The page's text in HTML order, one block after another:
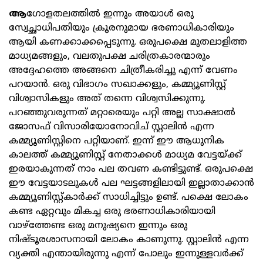
ആഗോളതലത്തിൽ ഇന്നും അയാൾ ഒരു
സ്വേച്ഛാധിപതിയും ക്രൂരനുമായ ഭരണാധികാരിയും
ആയി കണക്കാക്കപ്പെടുന്നു. ഒരുപക്ഷെ മുതലാളിത്ത
മാധ്യമങ്ങളും, വലതുപക്ഷ ചരിത്രകാരന്മാരും
അദ്ദേഹത്തെ അങ്ങനെ ചിത്രീകരിച്ചു എന്ന് വേണം
പറയാൻ. ഒരു വിഭാഗം സഖാക്കളും, കമ്മ്യൂണിസ്റ്റ്
വിശ്വാസികളും അത് തന്നെ വിശ്വസിക്കുന്നു.
പറഞ്ഞുവരുന്നത് മറ്റാരെയും പറ്റി അല്ല സാക്ഷാൽ
ജോസഫ് വിസാരിയോനോവിച് സ്റ്റാലിൻ എന്ന
കമ്മ്യൂണിസ്റ്റിനെ പറ്റിയാണ്. ഇന്ന് ഈ ആധുനിക
കാലത്ത് കമ്മ്യൂണിസ്റ്റ് നേതാക്കൾ മാധ്യമ വേട്ടയ്ക്ക്
ഇരയാകുന്നത് നാം പല തവണ കണ്ടിട്ടുണ്ട്. ഒരുപക്ഷെ
ഈ വേട്ടയാടലുകൾ പല ഘട്ടങ്ങളിലായി ഇല്ലാതാക്കാൻ
കമ്മ്യൂണിസ്റ്റ്കാർക്ക് സാധിച്ചിട്ടും ഉണ്ട്. പക്ഷെ ലോകം
കണ്ട ഏറ്റവും മികച്ച ഒരു ഭരണാധികാരിയായി
വാഴ്‌ത്തേണ്ട ഒരു മനുഷ്യനെ ഇന്നും ഒരു
നിഷ്ടൂരശാസനായി ലോകം കാണുന്നു. സ്റ്റാലിൻ എന്ന
വ്യക്തി എന്തായിരുന്നു എന്ന് പോലും ഇന്നുള്ളവർക്ക്